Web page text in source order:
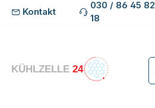
Hauptinhalt springen
Zur Suche springen
Zur Hauptnavigation springen
Kontakt
030 / 86 45 82
18